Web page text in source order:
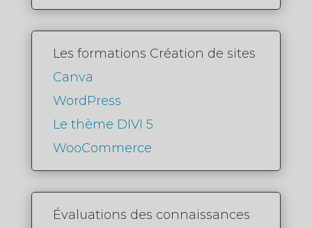
Les formations Création de sites
Canva
WordPress
Le thème DIVI 5
WooCommerce
Évaluations des connaissances